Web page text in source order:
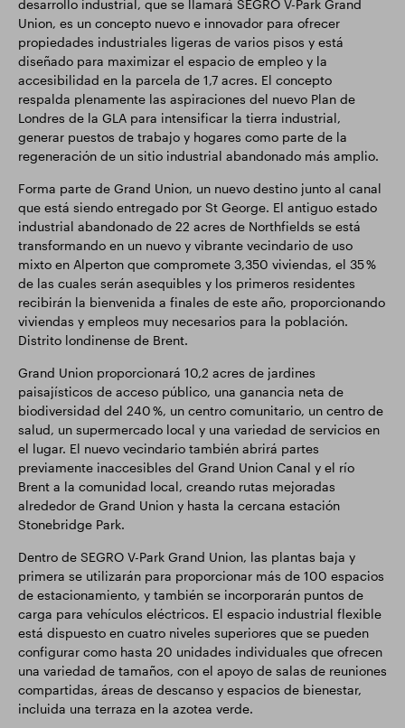
desarrollo industrial, que se llamará SEGRO V-Park Grand
Union, es un concepto nuevo e innovador para ofrecer
propiedades industriales ligeras de varios pisos y está
diseñado para maximizar el espacio de empleo y la
accesibilidad en la parcela de 1,7 acres. El concepto
respalda plenamente las aspiraciones del nuevo Plan de
Londres de la GLA para intensificar la tierra industrial,
generar puestos de trabajo y hogares como parte de la
regeneración de un sitio industrial abandonado más amplio.
Forma parte de Grand Union, un nuevo destino junto al canal
que está siendo entregado por St George. El antiguo estado
industrial abandonado de 22 acres de Northfields se está
transformando en un nuevo y vibrante vecindario de uso
mixto en Alperton que compromete 3,350 viviendas, el 35 %
de las cuales serán asequibles y los primeros residentes
recibirán la bienvenida a finales de este año, proporcionando
viviendas y empleos muy necesarios para la población.
Distrito londinense de Brent.
Grand Union proporcionará 10,2 acres de jardines
paisajísticos de acceso público, una ganancia neta de
biodiversidad del 240 %, un centro comunitario, un centro de
salud, un supermercado local y una variedad de servicios en
el lugar. El nuevo vecindario también abrirá partes
previamente inaccesibles del Grand Union Canal y el río
Brent a la comunidad local, creando rutas mejoradas
alrededor de Grand Union y hasta la cercana estación
Stonebridge Park.
Dentro de SEGRO V-Park Grand Union, las plantas baja y
primera se utilizarán para proporcionar más de 100 espacios
de estacionamiento, y también se incorporarán puntos de
carga para vehículos eléctricos. El espacio industrial flexible
está dispuesto en cuatro niveles superiores que se pueden
configurar como hasta 20 unidades individuales que ofrecen
una variedad de tamaños, con el apoyo de salas de reuniones
compartidas, áreas de descanso y espacios de bienestar,
incluida una terraza en la azotea verde.